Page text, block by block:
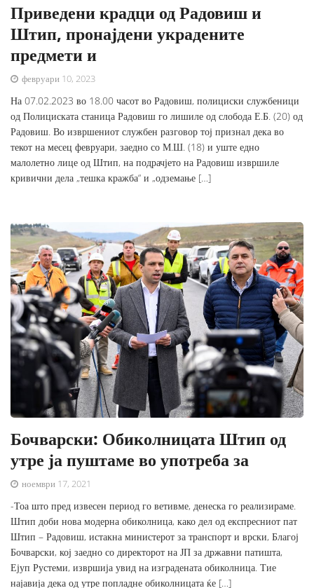
Приведени крадци од Радовиш и
Штип, пронајдени украдените
предмети и
февруари 10, 2023
На 07.02.2023 во 18.00 часот во Радовиш, полициски службеници
од Полициската станица Радовиш го лишиле од слобода Е.Б. (20) од
Радовиш. Во извршениот службен разговор тој признал дека во
текот на месец февруари, заедно со М.Ш. (18) и уште едно
малолетно лице од Штип, на подрачјето на Радовиш извршиле
кривични дела „тешка кражба“ и „одземање […]
Бочварски: Обиколницата Штип од
утре ја пуштаме во употреба за
ноември 17, 2021
-Тоа што пред извесен период го ветивме, денеска го реализираме.
Штип доби нова модерна обиколница, како дел од експресниот пат
Штип – Радовиш, истакна министерот за транспорт и врски, Благој
Бочварски, кој заедно со директорот на ЈП за државни патишта,
Ејуп Рустеми, извршија увид на изградената обиколница. Тие
најавија дека од утре попладне обиколницата ќе […]